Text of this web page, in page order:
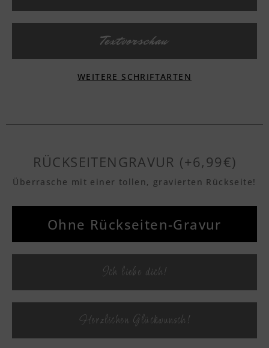
Textvorschau
Textvorschau
Textvorschau
Textvorschau
WEITERE SCHRIFTARTEN
RÜCKSEITENGRAVUR (+6,99€)
Überrasche mit einer tollen, gravierten Rückseite!
Ohne Rückseiten-Gravur
Ich liebe dich!
Herzlichen Glückwunsch!